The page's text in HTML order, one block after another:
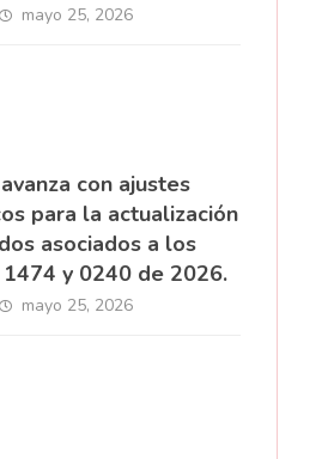
mayo 25, 2026
con ajustes
para la actualización
asociados a los
y 0240 de 2026.
mayo 25, 2026